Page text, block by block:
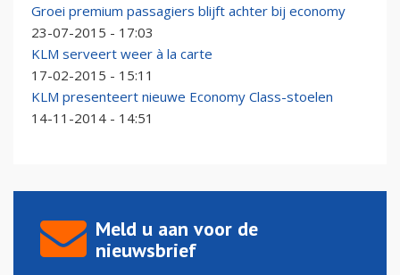
Groei premium passagiers blijft achter bij economy
23-07-2015 - 17:03
KLM serveert weer à la carte
17-02-2015 - 15:11
KLM presenteert nieuwe Economy Class-stoelen
14-11-2014 - 14:51
Meld u aan voor de
nieuwsbrief